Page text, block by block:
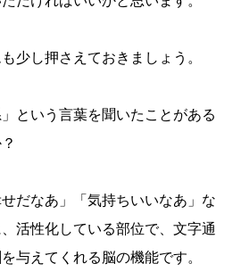
少し押さえておきましょう。
という言葉を聞いたことがある
だなあ」「気持ちいいなあ」な
活性化している部位で、文字通
与えてくれる脳の機能です。